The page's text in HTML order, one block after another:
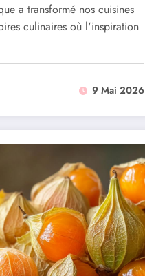
cuisine au
a transformé nos cuisines
culinaires où l'inspiration
9 Mai 2026